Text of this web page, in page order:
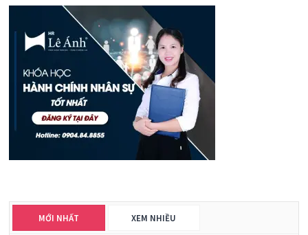
MỚI NHẤT XEM NHIỀU